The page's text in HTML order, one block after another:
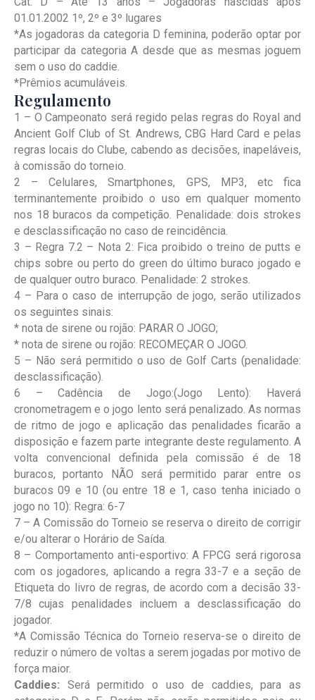
01.01.2002 1º, 2º e 3º lugares
*As jogadoras da categoria D feminina, poderão optar por
participar da categoria A desde que as mesmas joguem
sem o uso do caddie.
*Prêmios acumuláveis.
Regulamento
1 – O Campeonato será regido pelas regras do Royal and
Ancient Golf Club of St. Andrews, CBG Hard Card e pelas
regras locais do Clube, cabendo as decisões, inapeláveis,
à comissão do torneio.
2 – Celulares, Smartphones, GPS, MP3, etc fica
terminantemente proibido o uso em qualquer momento
nos 18 buracos da competição. Penalidade: dois strokes
e desclassificação no caso de reincidência.
3 – Regra 7.2 – Nota 2: Fica proibido o treino de putts e
chips sobre ou perto do green do último buraco jogado e
de qualquer outro buraco. Penalidade: 2 strokes.
4 – Para o caso de interrupção de jogo, serão utilizados
os seguintes sinais:
* nota de sirene ou rojão: PARAR O JOGO;
* nota de sirene ou rojão: RECOMEÇAR O JOGO.
5 – Não será permitido o uso de Golf Carts (penalidade:
desclassificação).
6 – Cadência de Jogo:(Jogo Lento): Haverá
cronometragem e o jogo lento será penalizado. As normas
de ritmo de jogo e aplicação das penalidades ficarão a
disposição e fazem parte integrante deste regulamento. A
volta convencional definida pela comissão é de 18
buracos, portanto NÃO será permitido parar entre os
buracos 09 e 10 (ou entre 18 e 1, caso tenha iniciado o
jogo no 10): Regra: 6-7
7 – A Comissão do Torneio se reserva o direito de corrigir
e/ou alterar o Horário de Saída.
8 – Comportamento anti-esportivo: A FPCG será rigorosa
com os jogadores, aplicando a regra 33-7 e a seção de
Etiqueta do livro de regras, de acordo com a decisão 33-
7/8 cujas penalidades incluem a desclassificação do
jogador.
*A Comissão Técnica do Torneio reserva-se o direito de
reduzir o número de voltas a serem jogadas por motivo de
força maior.
Caddies: Será permitido o uso de caddies, para as